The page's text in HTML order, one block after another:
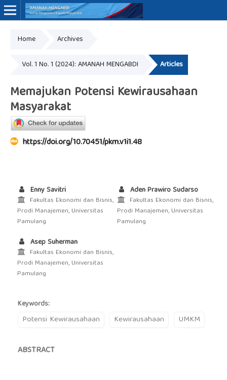
Home Archives
Vol. 1 No. 1 (2024): AMANAH MENGABDI Articles
Memajukan Potensi Kewirausahaan
Masyarakat
https://doi.org/10.70451/pkm.v1i1.48
Enny Savitri
Fakultas Ekonomi dan Bisnis,
Prodi Manajemen, Universitas
Pamulang
Aden Prawiro Sudarso
Fakultas Ekonomi dan Bisnis,
Prodi Manajemen, Universitas
Pamulang
Asep Suherman
Fakultas Ekonomi dan Bisnis,
Prodi Manajemen, Universitas
Pamulang
Keywords:
Potensi Kewirausahaan Kewirausahaan UMKM
ABSTRACT